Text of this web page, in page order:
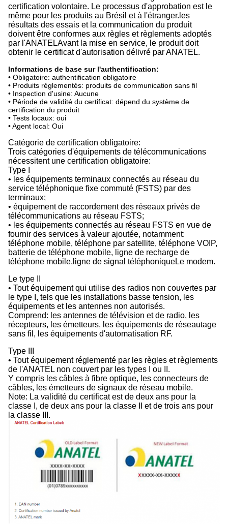
certification volontaire. Le processus d'approbation est le
même pour les produits au Brésil et à l'étranger.les
résultats des essais et la communication du produit
doivent être conformes aux règles et règlements adoptés
par l'ANATELAvant la mise en service, le produit doit
obtenir le certificat d'autorisation délivré par ANATEL.
Informations de base sur l'authentification:
• Obligatoire: authentification obligatoire
• Produits réglementés: produits de communication sans fil
• Inspection d'usine: Aucune
• Période de validité du certificat: dépend du système de
certification du produit
• Tests locaux: oui
• Agent local: Oui
Catégorie de certification obligatoire:
Trois catégories d'équipements de télécommunications
nécessitent une certification obligatoire:
Type I
• les équipements terminaux connectés au réseau du
service téléphonique fixe commuté (FSTS) par des
terminaux;
• équipement de raccordement des réseaux privés de
télécommunications au réseau FSTS;
• les équipements connectés au réseau FSTS en vue de
fournir des services à valeur ajoutée, notamment:
téléphone mobile, téléphone par satellite, téléphone VOIP,
batterie de téléphone mobile, ligne de recharge de
téléphone mobile,ligne de signal téléphoniqueLe modem.
Le type II
• Tout équipement qui utilise des radios non couvertes par
le type I, tels que les installations basse tension, les
équipements et les antennes non autorisés.
Comprend: les antennes de télévision et de radio, les
récepteurs, les émetteurs, les équipements de réseautage
sans fil, les équipements d'automatisation RF.
Type III
• Tout équipement réglementé par les règles et règlements
de l'ANATEL non couvert par les types I ou II.
Y compris les câbles à fibre optique, les connecteurs de
câbles, les émetteurs de signaux de réseau mobile.
Note: La validité du certificat est de deux ans pour la
classe I, de deux ans pour la classe II et de trois ans pour
la classe III.